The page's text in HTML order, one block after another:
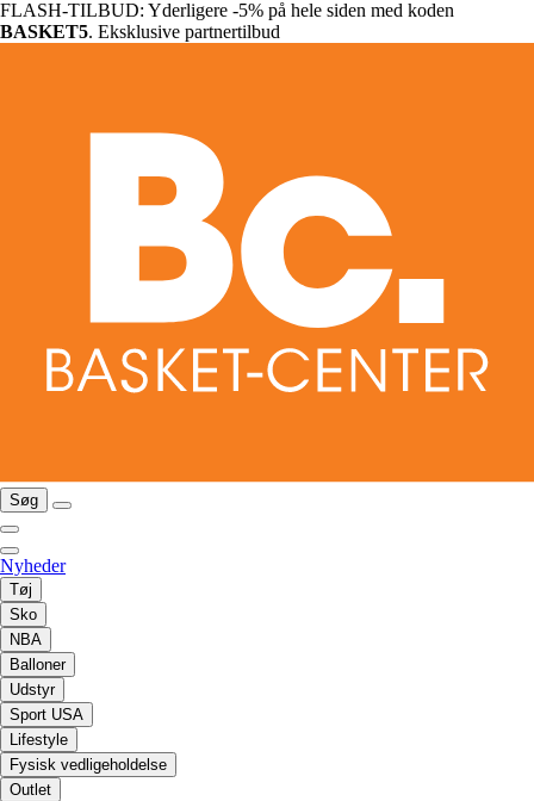
FLASH-TILBUD: Yderligere -5% på hele siden med koden
BASKET5. Eksklusive partnertilbud
Søg
Nyheder
Tøj
Sko
NBA
Balloner
Udstyr
Sport USA
Lifestyle
Fysisk vedligeholdelse
Outlet